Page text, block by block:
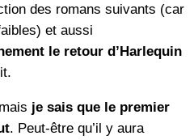
des romans suivants (car
et aussi
le retour d’Harlequin
je sais que le premier
. Peut-être qu’il y aura